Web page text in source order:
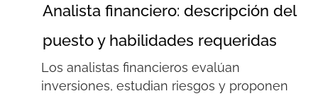
Analista financiero: descripción del
puesto y habilidades requeridas
Los analistas financieros evalúan
inversiones, estudian riesgos y proponen